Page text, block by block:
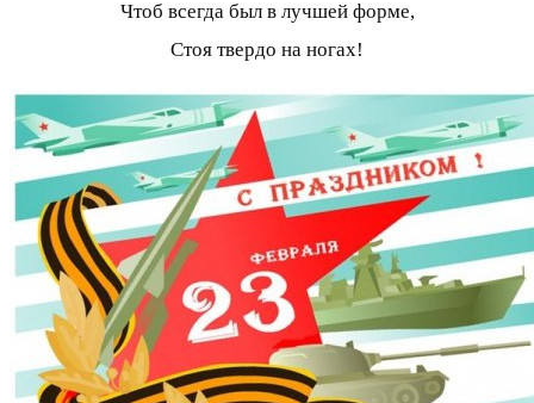
Чтоб всегда был в лучшей форме,
Стоя твердо на ногах!